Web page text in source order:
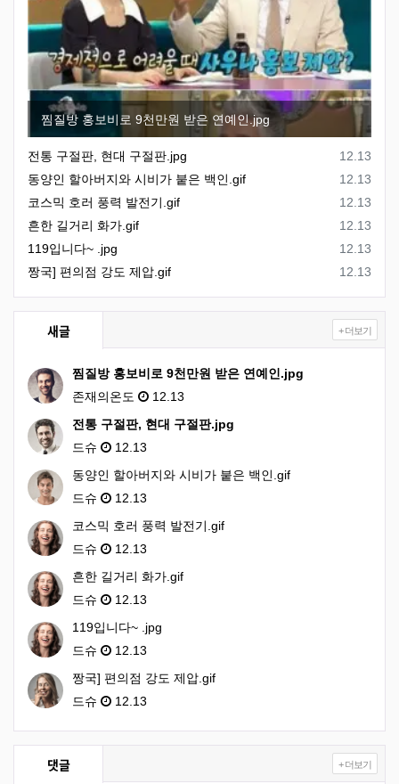
찜질방 홍보비로 9천만원 받은 연예인.jpg
등록일
12.13
전통 구절판, 현대 구절판.jpg
등록일
12.13
동양인 할아버지와 시비가 붙은 백인.gif
등록일
12.13
코스믹 호러 풍력 발전기.gif
등록일
12.13
흔한 길거리 화가.gif
등록일
12.13
119입니다~ .jpg
등록일
12.13
짱국] 편의점 강도 제압.gif
새글 + 더보기
찜질방 홍보비로 9천만원 받은 연예인.jpg
존재의온도
12.13
전통 구절판, 현대 구절판.jpg
드슈
12.13
동양인 할아버지와 시비가 붙은 백인.gif
드슈
12.13
코스믹 호러 풍력 발전기.gif
드슈
12.13
흔한 길거리 화가.gif
드슈
12.13
119입니다~ .jpg
드슈
12.13
짱국] 편의점 강도 제압.gif
드슈
12.13
댓글 + 더보기